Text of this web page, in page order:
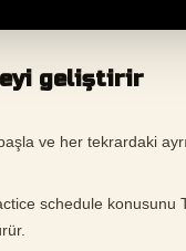
geliştirir
ve her tekrardaki
schedule